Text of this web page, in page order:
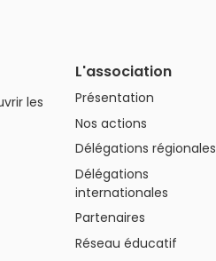
les
L'association
Présentation
Nos actions
Délégations régionales
Délégations
internationales
Partenaires
Réseau éducatif